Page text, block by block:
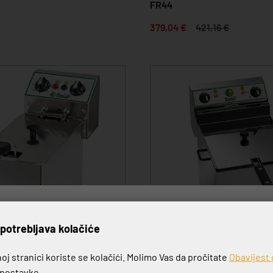
FR44
379,04 €
421,16 €
se na naš
kolačiće
stranici koriste se kolačići. Molimo Vas da pročitate Obavijest